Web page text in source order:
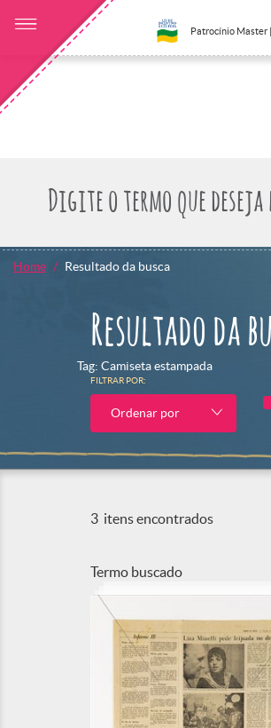
Patrocínio Master |
Home Resultado da busca
Resultado da
Tag: Camiseta estampada
FILTRAR POR:
Ordenar por
3 itens encontrados
Termo buscado